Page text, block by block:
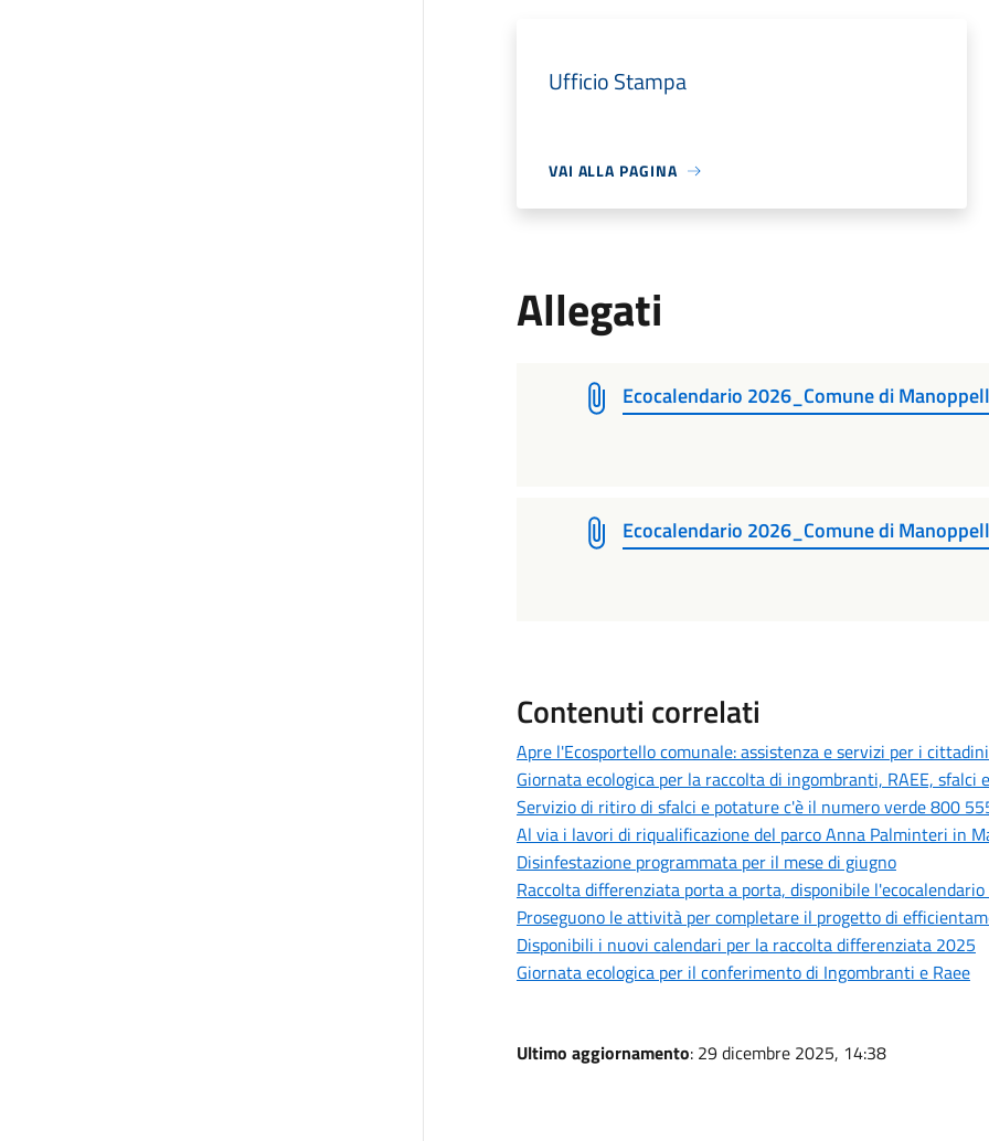
Ufficio Stampa
VAI ALLA PAGINA
Allegati
Ecocalendario 2026_Comune di
Ecocalendario 2026_Comune di
Contenuti correlati
Apre l'Ecosportello comunale: assistenza e servizi per i cittadini
Giornata ecologica per la raccolta di ingombranti, RAEE, sfalci
Servizio di ritiro di sfalci e potature c'è il numero verde 800
Al via i lavori di riqualificazione del parco Anna Palminteri in
Disinfestazione programmata per il mese di giugno
Raccolta differenziata porta a porta, disponibile
Proseguono le attività per completare il progetto di
Disponibili i nuovi calendari per la raccolta differenziata 2025
Giornata ecologica per il conferimento di Ingombranti e Raee
Ultimo aggiornamento: 29 dicembre 2025, 14:38